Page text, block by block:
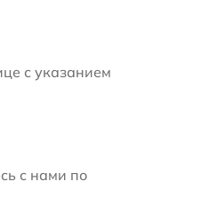
с указанием
с нами по